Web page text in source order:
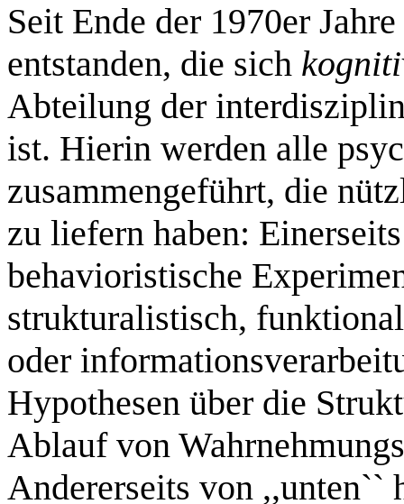
Seit Ende der 1970er
entstanden, die sich
Abteilung der
ist. Hierin werden alle
zusammengeführt, die
zu liefern haben:
behavioristische
strukturalistisch,
oder
Hypothesen über die
Ablauf von
Andererseits von ,,unten``